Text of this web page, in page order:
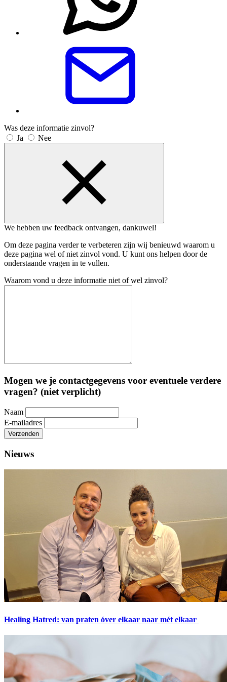
Was deze informatie zinvol?
Ja
Nee
We hebben uw feedback ontvangen, dankuwel!
Om deze pagina verder te verbeteren zijn wij benieuwd waarom u
deze pagina wel of niet zinvol vond. U kunt ons helpen door de
onderstaande vragen in te vullen.
Waarom vond u deze informatie niet of wel zinvol?
Mogen we je contactgegevens voor eventuele verdere
vragen? (niet verplicht)
Naam
E-mailadres
Verzenden
Nieuws
Healing Hatred: van praten óver elkaar naar mét elkaar